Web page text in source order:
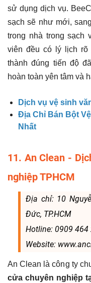
sử dụng dịch vụ.
sạch sẽ như mới,
trong nhà trong sạch
viên đều có lý lịch rõ
thành đúng tiến độ
hoàn toàn yên tâm và
Dịch vụ vệ sinh
Địa Chỉ Bán Bột
Nhất
11. An Clean -
nghiệp TPHCM
Địa chỉ: 10
Đức, TP.HCM
Hotline: 0909 464
Website:
An Clean là công ty
cửa chuyên nghiệp